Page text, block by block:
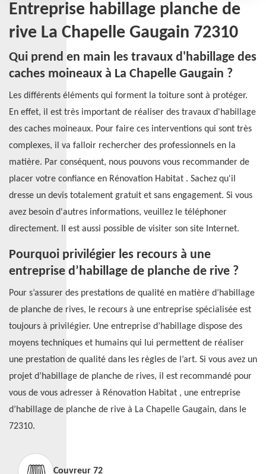
Entreprise habillage planche de
rive La Chapelle Gaugain 72310
Qui prend en main les travaux d'habillage des
caches moineaux à La Chapelle Gaugain ?
Les différents éléments qui forment la toiture sont à protéger.
En effet, il est très important de réaliser des travaux d'habillage
des caches moineaux. Pour faire ces interventions qui sont très
complexes, il va falloir rechercher des professionnels en la
matière. Par conséquent, nous pouvons vous recommander de
placer votre confiance en Rénovation Habitat . Sachez qu'il
dresse un devis totalement gratuit et sans engagement. Si vous
avez besoin d'autres informations, veuillez le téléphoner
directement. Il est aussi possible de visiter son site Internet.
Pourquoi privilégier les recours à une
entreprise d’habillage de planche de rive ?
Pour s’assurer des prestations de qualité en matière d’habillage
de planche de rives, le recours à une entreprise spécialisée est
toujours à privilégier. Une entreprise d’habillage dispose des
moyens techniques et humains qui lui permettent de réaliser
une prestation de qualité dans les règles de l’art. Si vous avez un
projet d’habillage de planche de rives, il est recommandé pour
vous de vous adresser à Rénovation Habitat , une entreprise
d’habillage de planche de rive à La Chapelle Gaugain, dans le
72310.
Couvreur 72